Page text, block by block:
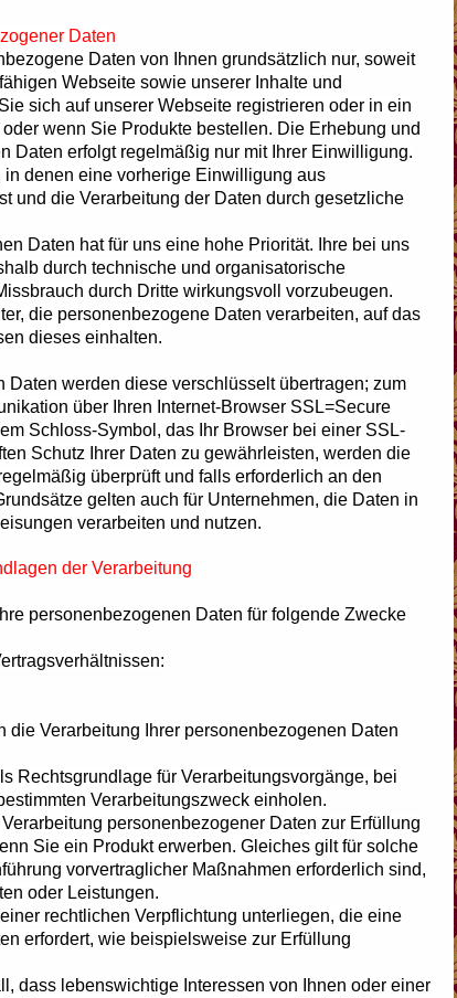
Daten
Daten von Ihnen grundsätzlich nur, soweit
Webseite sowie unserer Inhalte und
sich auf unserer Webseite registrieren oder in ein
wenn Sie Produkte bestellen. Die Erhebung und
Daten erfolgt regelmäßig nur mit Ihrer Einwilligung.
denen eine vorherige Einwilligung aus
und die Verarbeitung der Daten durch gesetzliche
Daten hat für uns eine hohe Priorität. Ihre bei uns
durch technische und organisatorische
durch Dritte wirkungsvoll vorzubeugen.
die personenbezogene Daten verarbeiten, auf das
dieses einhalten.
werden diese verschlüsselt übertragen; zum
über Ihren Internet-Browser SSL=Secure
Schloss-Symbol, das Ihr Browser bei einer SSL-
Schutz Ihrer Daten zu gewährleisten, werden die
überprüft und falls erforderlich an den
gelten auch für Unternehmen, die Daten in
verarbeiten und nutzen.
der Verarbeitung
personenbezogenen Daten für folgende Zwecke
Verarbeitung Ihrer personenbezogenen Daten
Rechtsgrundlage für Verarbeitungsvorgänge, bei
Verarbeitungszweck einholen.
personenbezogener Daten zur Erfüllung
Sie ein Produkt erwerben. Gleiches gilt für solche
vorvertraglicher Maßnahmen erforderlich sind,
oder Leistungen.
rechtlichen Verpflichtung unterliegen, die eine
erfordert, wie beispielsweise zur Erfüllung
dass lebenswichtige Interessen von Ihnen oder einer